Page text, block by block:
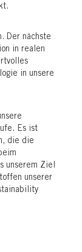
Der nächste
in realen
in unsere
Es ist
die die
unserem Ziel
unserer